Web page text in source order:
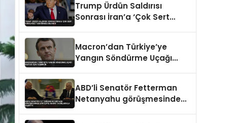
Trump Ürdün Saldırısı
Sonrası İran’a ‘Çok Sert
Macron’dan Türkiye’ye
Yangın Söndürme Uçağı
ABD’li Senatör Fetterman
Netanyahu görüşmesinde